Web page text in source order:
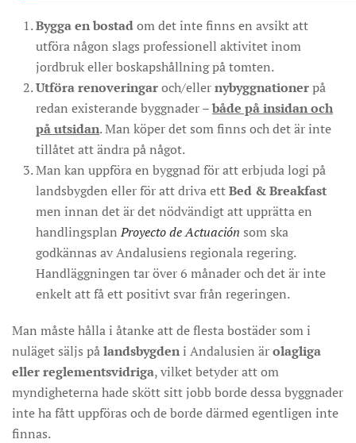
Bygga en bostadom det inte finns en avsikt att
utföra någon slags professionell aktivitet inom
jordbruk eller boskapshållning på tomten.
Utföra renoveringaroch/ellernybyggnationerpå
redan existerande byggnader –både på insidan och
på utsidan. Man köper det som finns och det är inte
tillåtet att ändra på något.
Man kan uppföra en byggnad för att erbjuda logi på
landsbygden eller för att driva ettBed & Breakfast
men innan det är det nödvändigt att upprätta en
handlingsplanProyecto de Actuación som ska
godkännas av Andalusiens regionala regering.
Handläggningen tar över 6 månader och det är inte
enkelt att få ett positivt svar från regeringen.
Man måste hålla i åtanke att de flesta bostäder som i
nuläget säljs pålandsbygdeni Andalusien ärolagliga
eller reglementsvidriga, vilket betyder att om
myndigheterna hade skött sitt jobb borde dessa byggnader
inte ha fått uppföras och de borde därmed egentligen inte
finnas.